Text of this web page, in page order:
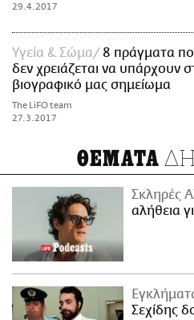
29.4.2017
Υγεία & Σώμα
8 πράγματα
δεν χρειάζεται να υπάρχουν
βιογραφικό μας σημείωμα
The LiFO team
27.3.2017
ΘΕΜΑΤΑ
Σκληρές
αλήθεια
Σεχίδης